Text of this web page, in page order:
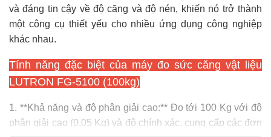
và đáng tin cậy về độ căng và độ nén, khiến nó trở thành
một công cụ thiết yếu cho nhiều ứng dụng công nghiệp
khác nhau.
Tính năng đặc biệt của máy đo sức căng vật liệu
LUTRON FG-5100 (100kg)
1. **Khả năng và độ phân giải cao:** Đo tới 100 Kg với độ
phân giải cao (0,05 Kg) và độ chính xác, cung cấp các đơn